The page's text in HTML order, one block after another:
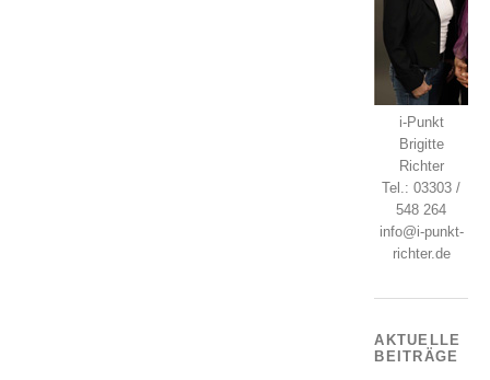
i-Punkt
Brigitte
Richter
Tel.: 03303 /
548 264
info@i-punkt-
richter.de
AKTUELLE
BEITRÄGE